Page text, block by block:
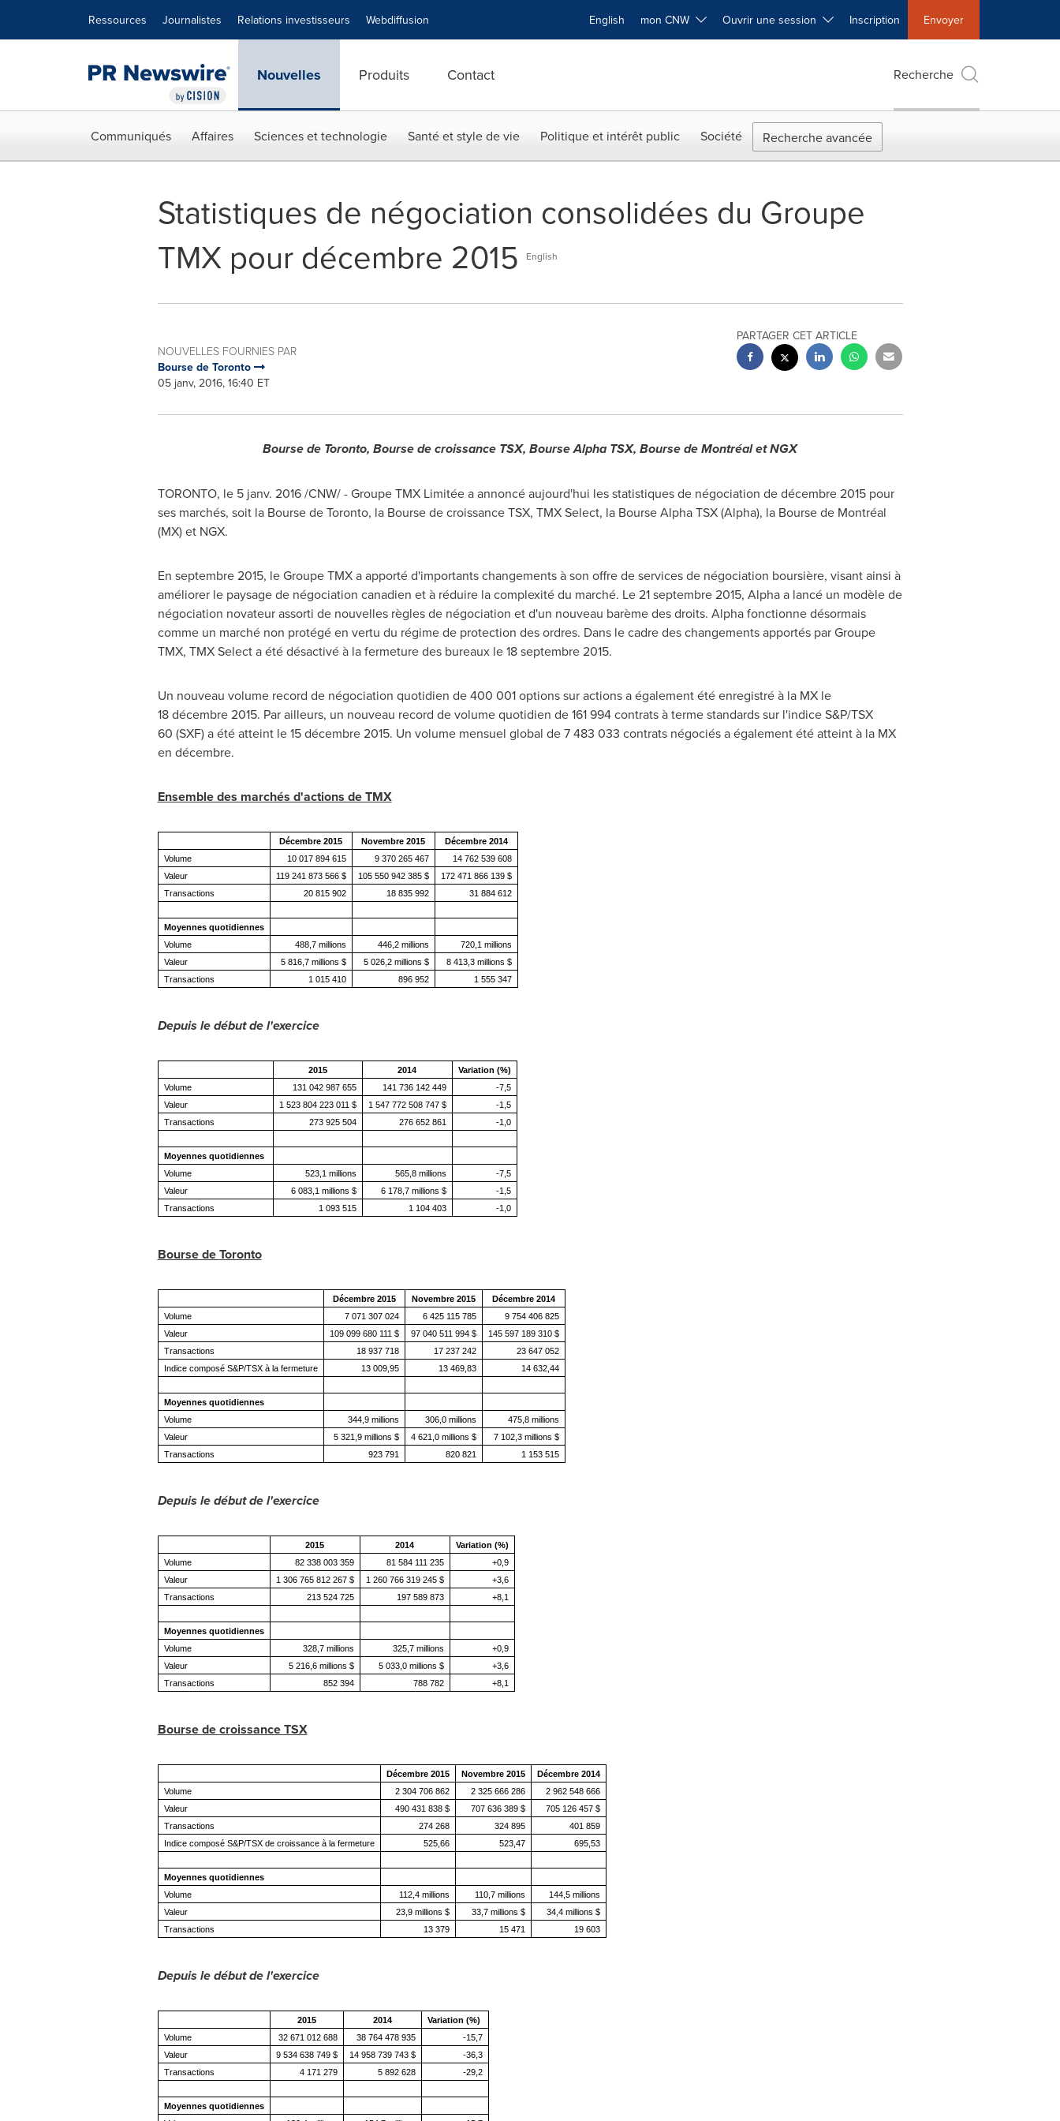
Ressources Journalistes Relations investisseurs Webdiffusion English mon CNW Ouvrir une session Inscription Envoyer
Nouvelles Produits Contact Recherche
Communiqués Affaires Sciences et technologie Santé et style de vie Politique et intérêt public Société Recherche avancée
Statistiques de négociation consolidées du Groupe
TMX pour décembre 2015
English
NOUVELLES FOURNIES PAR
Bourse de Toronto
05 janv, 2016, 16:40 ET
PARTAGER CET ARTICLE
Bourse de Toronto, Bourse de croissance TSX, Bourse Alpha TSX, Bourse de Montréal et NGX
TORONTO, le 5 janv. 2016 /CNW/ - Groupe TMX Limitée a annoncé aujourd'hui les statistiques de négociation de décembre 2015 pour
ses marchés, soit la Bourse deToronto, la Bourse de croissance TSX, TMX Select, la Bourse Alpha TSX (Alpha), la Bourse de Montréal
(MX) et NGX.
En septembre 2015, le Groupe TMX a apporté d'importants changements à son offre de services de négociation boursière, visant ainsi à
améliorer le paysage de négociation canadien et à réduire la complexité du marché. Le 21 septembre 2015, Alpha a lancé un modèle de
négociation novateur assorti de nouvelles règles de négociation et d'un nouveau barème des droits. Alpha fonctionne désormais
comme un marché non protégé en vertu du régime de protection des ordres. Dans le cadre des changements apportés par Groupe
TMX, TMX Select a été désactivé à la fermeture des bureaux le 18 septembre 2015.
Un nouveau volume record de négociation quotidien de 400 001 options sur actions a également été enregistré à la MX le
18 décembre 2015. Par ailleurs, un nouveau record de volume quotidien de 161 994 contrats à terme standards sur l'indice S&P/TSX
60 (SXF) a été atteint le 15 décembre 2015. Un volume mensuel global de 7 483 033 contrats négociés a également été atteint à la MX
en décembre.
Ensemble des marchés d'actions de TMX
Décembre 2015 Novembre 2015
Décembre 2014
Volume
10 017 894 615 9 370 265 467
14 762 539 608
Valeur
119 241 873 566 $ 105 550 942 385 $
172 471 866 139 $
Transactions
20 815 902 18 835 992 31 884 612
Moyennes quotidiennes
Volume
488,7 millions 446,2 millions
720,1 millions
Valeur
5 816,7 millions $ 5 026,2 millions $
8 413,3 millions $
Transactions
1 015 410 896 952 1 555 347
Depuis le début de l'exercice
2015 2014
Variation (%)
Volume
131 042 987 655 141 736 142 449
-7,5
Valeur
1 523 804 223 011 $ 1 547 772 508 747 $
-1,5
Transactions
273 925 504 276 652 861 -1,0
Moyennes quotidiennes
Volume
523,1 millions 565,8 millions
-7,5
Valeur
6 083,1 millions $ 6 178,7 millions $
-1,5
Transactions
1 093 515 1 104 403 -1,0
Bourse deToronto
Décembre 2015 Novembre 2015
Décembre 2014
Volume
7 071 307 024 6 425 115 785
9 754 406 825
Valeur
109 099 680 111 $ 97 040 511 994 $
145 597 189 310 $
Transactions
18 937 718 17 237 242
23 647 052
Indice composé S&P/TSX à la fermeture
13 009,95 13 469,83 14 632,44
Moyennes quotidiennes
Volume
344,9 millions 306,0 millions
475,8 millions
Valeur
5 321,9 millions $ 4 621,0 millions $
7 102,3 millions $
Transactions
923 791 820 821 1 153 515
Depuis le début de l'exercice
2015 2014
Variation (%)
Volume
82 338 003 359 81 584 111 235
+0,9
Valeur
1 306 765 812 267 $ 1 260 766 319 245 $
+3,6
Transactions
213 524 725 197 589 873 +8,1
Moyennes quotidiennes
Volume
328,7 millions 325,7 millions
+0,9
Valeur
5 216,6 millions $ 5 033,0 millions $
+3,6
Transactions
852 394 788 782 +8,1
Bourse de croissance TSX
Décembre 2015 Novembre 2015
Décembre 2014
Volume
2 304 706 862 2 325 666 286
2 962 548 666
Valeur
490 431 838 $ 707 636 389 $
705 126 457 $
Transactions
274 268 324 895
401 859
Indice composé S&P/TSX de croissance à la fermeture
525,66 523,47 695,53
Moyennes quotidiennes
Volume
112,4 millions 110,7 millions
144,5 millions
Valeur
23,9 millions $ 33,7 millions $
34,4 millions $
Transactions
13 379 15 471 19 603
Depuis le début de l'exercice
2015 2014
Variation (%)
Volume
32 671 012 688 38 764 478 935
-15,7
Valeur
9 534 638 749 $ 14 958 739 743 $
-36,3
Transactions
4 171 279 5 892 628 -29,2
Moyennes quotidiennes